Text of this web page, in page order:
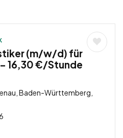
(m/w/d) für
16,30 €/Stunde
Baden-Württemberg,